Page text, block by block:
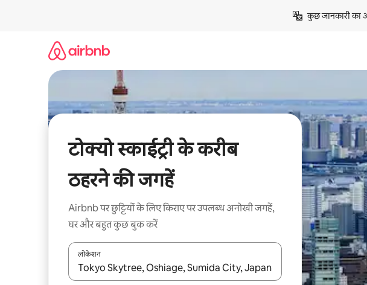
कुछ जानकारी का
टोक्यो स्काईट्री के करीब
ठहरने की जगहें
Airbnb पर छुट्टियों के लिए किराए पर उपलब्ध अनोखी जगहें,
घर और बहुत कुछ बुक करें
लोकेशन
नतीजों के उपलब्ध होने पर, अप और डाउन 'ऐरो की' का इस्तेमाल करके नेविगेट करें या टच या